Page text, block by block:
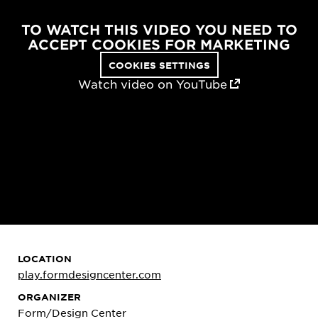
TO WATCH THIS VIDEO YOU NEED TO
ACCEPT COOKIES FOR MARKETING
COOKIES SETTINGS
Watch video on YouTube
LOCATION
play.formdesigncenter.com
ORGANIZER
Form/Design Center